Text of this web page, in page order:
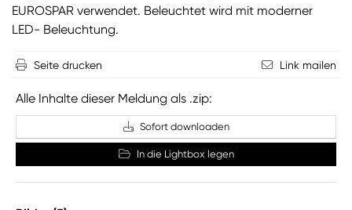
EUROSPAR verwendet. Beleuchtet wird mit moderner
LED- Beleuchtung.
Seite drucken Link mailen
Alle Inhalte dieser Meldung als .zip:
Sofort downloaden
In die Lightbox legen